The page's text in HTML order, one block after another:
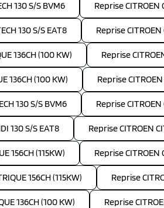
130 S/S BVM6 Reprise CITROEN
130 S/S EAT8 Reprise CITROEN
136CH (100 KW) Reprise
136CH (100 KW) Reprise CITROEN
130 S/S BVM6 Reprise CITROEN
130 S/S EAT8 Reprise CITROEN
156CH (115KW) Reprise CITROEN
156CH (115KW) Reprise
136CH (100 KW) Reprise